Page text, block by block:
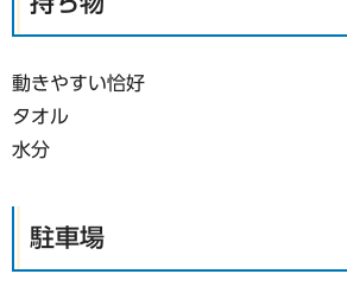
動きやすい恰好
タオル
水分
駐車場